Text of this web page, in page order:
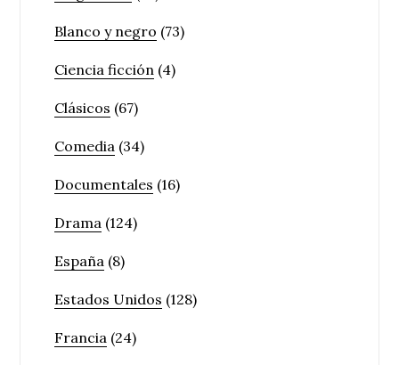
Blanco y negro (73)
Ciencia ficción (4)
Clásicos (67)
Comedia (34)
Documentales (16)
Drama (124)
España (8)
Estados Unidos (128)
Francia (24)